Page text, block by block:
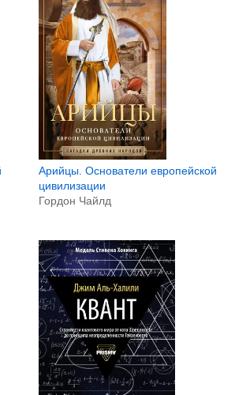
Арийцы. Основатели европейской
цивилизации
Гордон Чайлд